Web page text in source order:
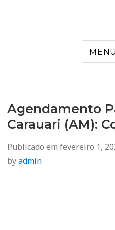
MENU
Agendamento
Carauari (AM):
Publicado em fevereiro 1,
byadmin